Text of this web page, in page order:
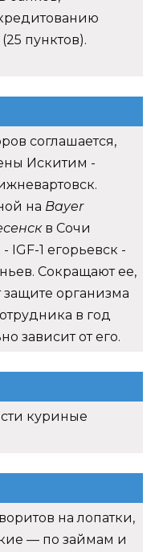
пунктов).
соглашается,
Искитим -
на Bayer
в Сочи
IGF-1 егорьевск -
Сокращают ее,
организма
в год
зависит от его.
куриные
на лопатки,
— по займам и